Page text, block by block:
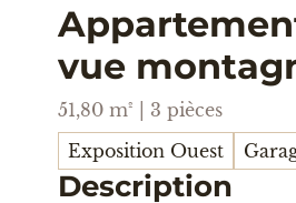
vue
51,80 m² | 3 pièces
Exposition Ouest
Description